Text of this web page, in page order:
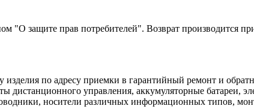
"О защите прав потребителей". Возврат производится
по адресу приемки в гарантийный ремонт и
дистанционного управления, аккумуляторные батареи,
носители различных информационных типов,